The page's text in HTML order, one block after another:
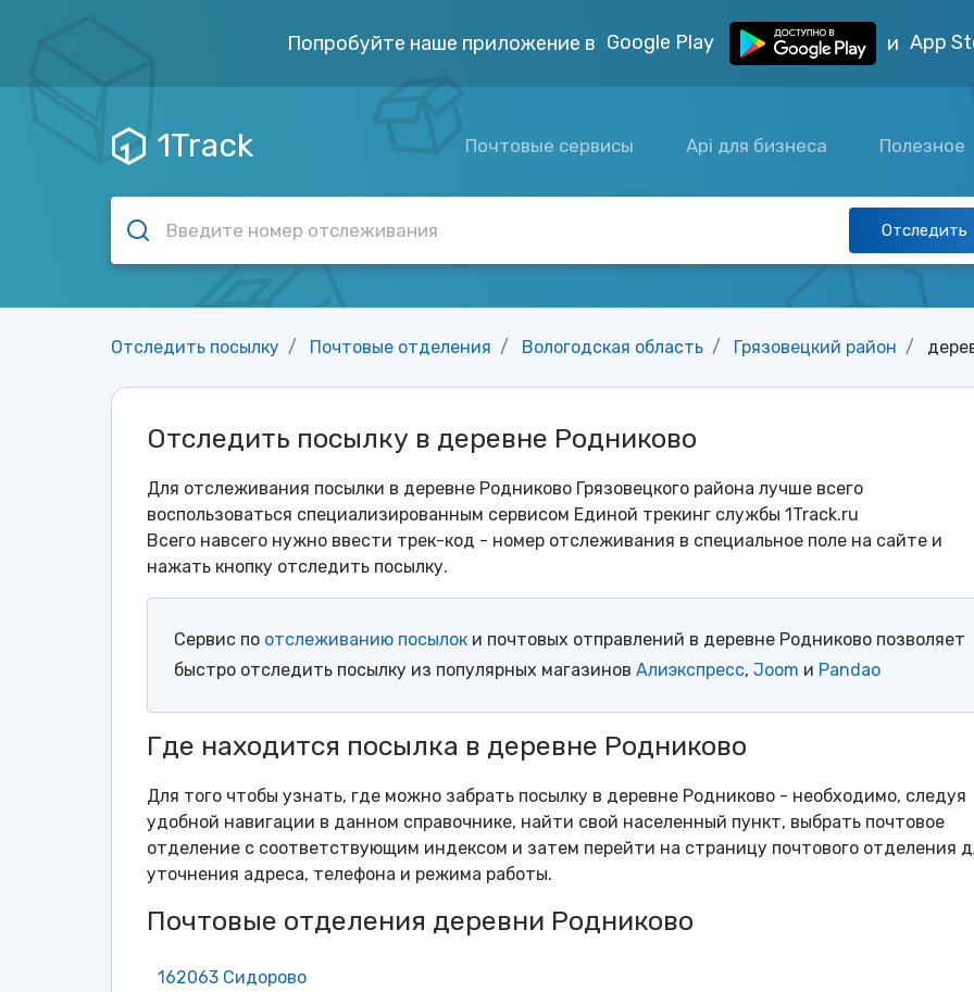
Попробуйте наше приложение в Google Play и App
1Track Почтовые сервисы Api для бизнеса Полезное
Отследить
Отследить посылку Почтовые отделения Вологодская область Грязовецкий район
Отследить посылку в деревне Родниково
Для отслеживания посылки в деревне Родниково Грязовецкого района лучше всего
воспользоваться специализированным сервисом Единой трекинг службы 1Track.ru
Всего навсего нужно ввести трек-код - номер отслеживания в специальное поле на сайте и
нажать кнопку отследить посылку.
Сервис по отслеживанию посылок и почтовых отправлений в деревне Родниково позволяет
быстро отследить посылку из популярных магазинов Алиэкспресс, Joom и Pandao
Где находится посылка в деревне Родниково
Для того чтобы узнать, где можно забрать посылку в деревне Родниково - необходимо, следуя
удобной навигации в данном справочнике, найти свой населенный пункт, выбрать почтовое
отделение с соответствующим индексом и затем перейти на страницу почтового отделения
уточнения адреса, телефона и режима работы.
Почтовые отделения деревни Родниково
162063 Сидорово